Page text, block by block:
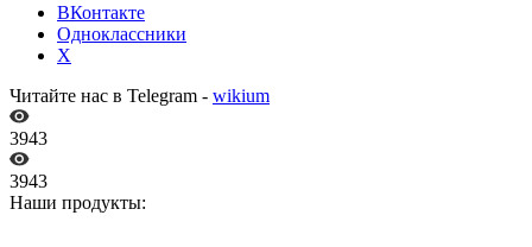
ВКонтакте
Одноклассники
X
Читайте нас в Telegram - wikium
3943
3943
Наши продукты: